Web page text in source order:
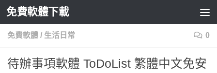
Skip to content
免費軟體下載
免費軟體 / 生活日常 0
待辦事項軟體 ToDoList 繁體中文免安